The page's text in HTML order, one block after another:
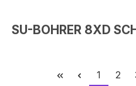
SU-BOHRER 8XD
Seite
1 Seite
2